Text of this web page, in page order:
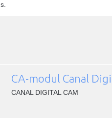
CA-modul Canal
CANAL DIGITAL CAM